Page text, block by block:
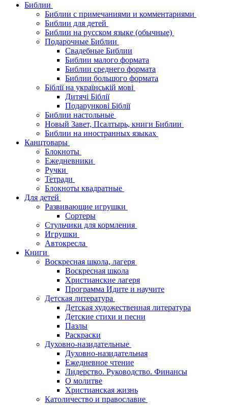
Библии
Библии с примечаниями и комментариями
Библии для детей
Библии на русском языке (обычные)
Подарочные Библии
Свадебные Библии
Библии малого формата
Библии среднего формата
Библии большого формата
Біблії на українській мові
Дитячі Біблії
Подарункові Біблії
Библии настольные
Новый Завет, Псалтырь, книги Библии
Библии на иностранных языках
Канцтовары
Блокноты
Ежедневники
Ручки
Тетради
Блокноты квадратные
Для детей
Развивающие игрушки
Сортеры
Стульчики для кормления
Игрушки
Автокресла
Книги
Воскресная школа, лагеря
Воскресная школа
Христианские лагеря
Программа Идите и научите
Детская литература
Детская художественная литература
Детские стихи и песни
Пазлы
Раскраски
Духовно-назидательные
Духовно-назидательная
Ежедневное чтение
Лидерство. Руководство. Финансы
О молитве
Христианская жизнь
Католичество и православие